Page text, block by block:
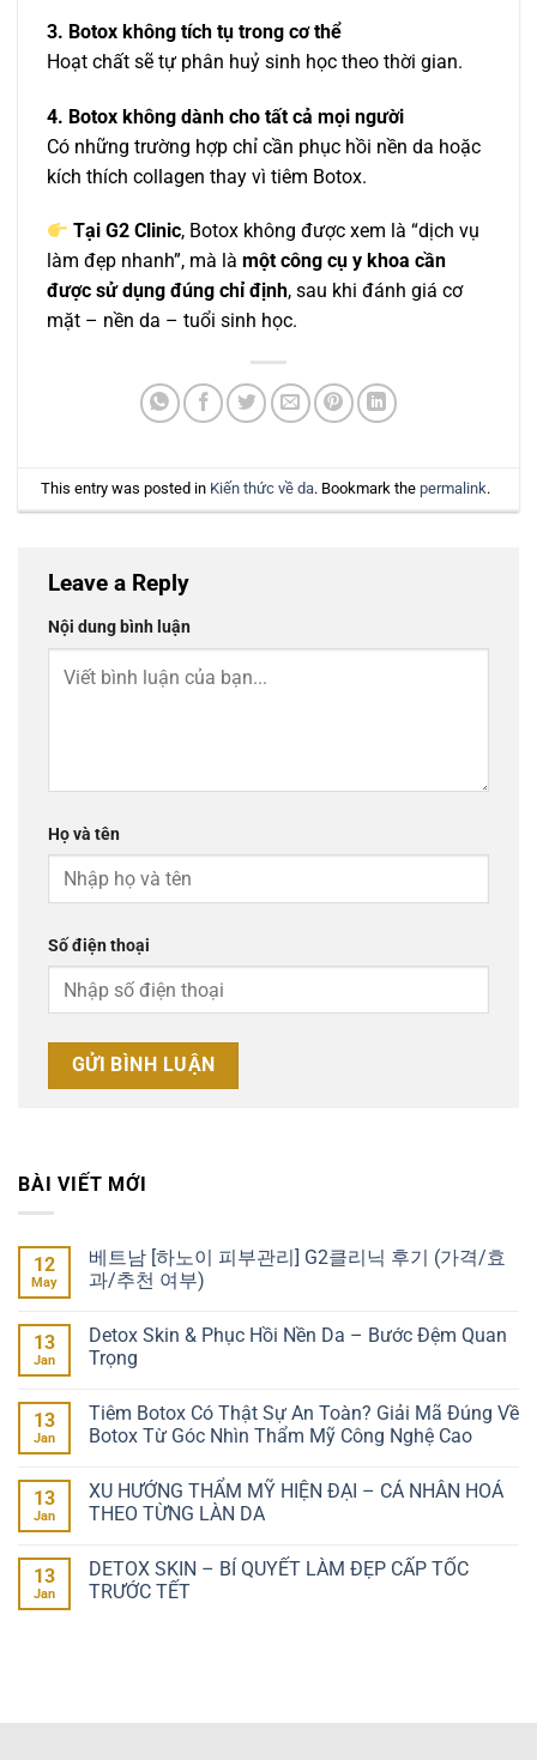
3. Botox không tích tụ trong cơ thể
Hoạt chất sẽ tự phân huỷ sinh học theo thời gian.
4. Botox không dành cho tất cả mọi người
Có những trường hợp chỉ cần phục hồi nền da hoặc
kích thích collagen thay vì tiêm Botox.
Tại G2 Clinic, Botox không được xem là “dịch vụ
làm đẹp nhanh”, mà là một công cụ y khoa cần
được sử dụng đúng chỉ định, sau khi đánh giá cơ
mặt – nền da – tuổi sinh học.
This entry was posted in Kiến thức về da. Bookmark the permalink.
Leave a Reply
Nội dung bình luận
Họ và tên
Số điện thoại
BÀI VIẾT MỚI
12
May
베트남 [하노이 피부관리] G2클리닉 후기 (가격/효
과/추천 여부)
13
Jan
Detox Skin & Phục Hồi Nền Da – Bước Đệm Quan
Trọng
13
Jan
Tiêm Botox Có Thật Sự An Toàn? Giải Mã Đúng Về
Botox Từ Góc Nhìn Thẩm Mỹ Công Nghệ Cao
13
Jan
XU HƯỚNG THẨM MỸ HIỆN ĐẠI – CÁ NHÂN HOÁ
THEO TỪNG LÀN DA
13
Jan
DETOX SKIN – BÍ QUYẾT LÀM ĐẸP CẤP TỐC
TRƯỚC TẾT